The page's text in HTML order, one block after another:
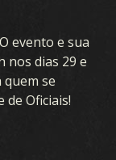
evento e sua
nos dias 29 e
quem se
Oficiais!